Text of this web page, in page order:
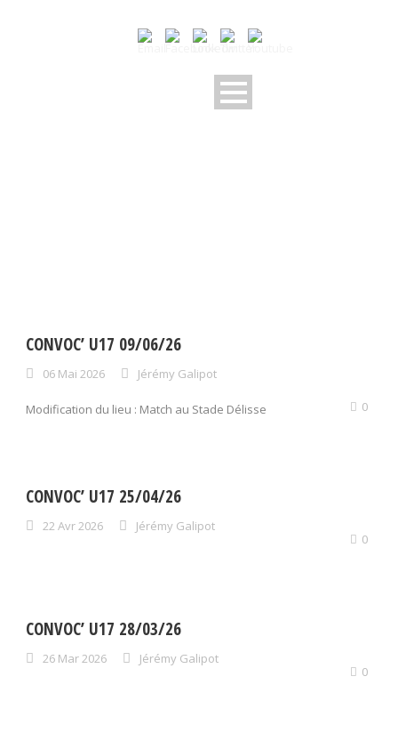
CONVOC’ U17 09/06/26
06 Mai 2026 Jérémy Galipot
Modification du lieu : Match au Stade Délisse 0
CONVOC’ U17 25/04/26
22 Avr 2026
Jérémy Galipot
0
CONVOC’ U17 28/03/26
26 Mar 2026
Jérémy Galipot
0